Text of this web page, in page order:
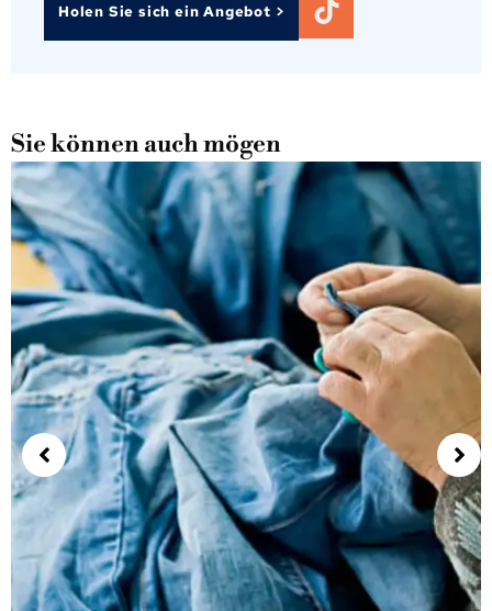
Holen Sie sich ein Angebot >
Sie können auch mögen